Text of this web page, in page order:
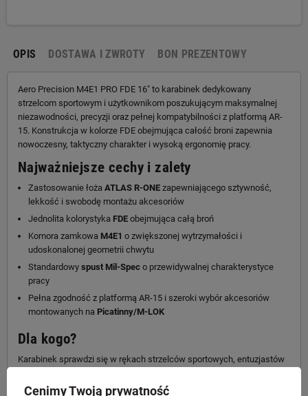
OPIS DOSTAWA I ZWROTY BON PREZENTOWY
Aero Precision M4E1 PRO FDE 16" to karabinek dedykowany
strzelcom sportowym i użytkownikom poszukującym maksymalnej
niezawodności, precyzji oraz pełnej kompatybilności z platformą AR-
15. Konstrukcja w kolorze FDE obejmująca całość broni zapewnia
nowoczesny, taktyczny charakter i wysoką ergonomię pracy.
Najważniejsze cechy i zalety
Zastosowanie łoża ATLAS R-ONE zapewniającego sztywność,
lekkość i swobodę montażu akcesoriów
Jednolita kolorystyka FDE obejmująca całą broń
Komora zamkowa M4E1 o zwiększonej wytrzymałości i
udoskonalonej geometrii chwytu
Standardowy spust Mil-Spec o przewidywalnej charakterystyce
pracy
Pełna zgodność z platformą AR-15 i szeroki wybór akcesoriów
montowanych na Picatinny/M-LOK
Dla kogo?
Karabinek sprawdzi się w rękach strzelców sportowych, entuzjastów
sztywnej i modularnej konstrukcji o wysokiej kulturze pracy. To
Cenimy Twoją prywatność